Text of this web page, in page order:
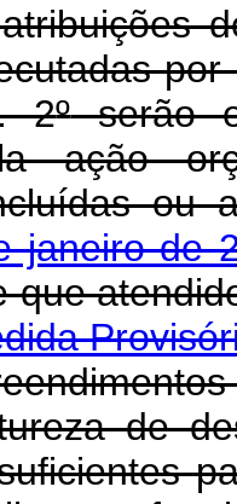
2ºserão
ação
ou
janeiro de
que
de